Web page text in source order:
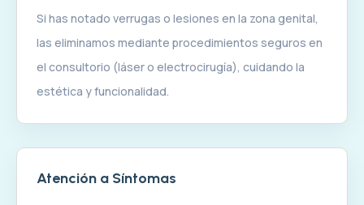
Si has notado verrugas o lesiones en la zona genital,
las eliminamos mediante procedimientos seguros en
el consultorio (láser o electrocirugía), cuidando la
estética y funcionalidad.
Atención a Síntomas